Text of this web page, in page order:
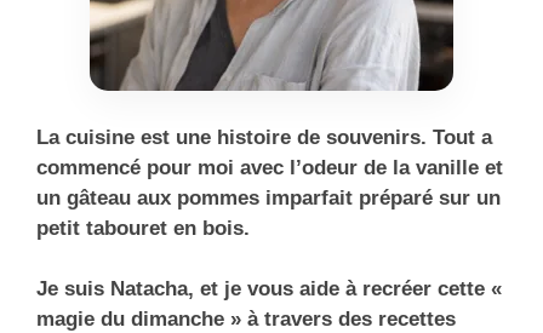
La cuisine est une histoire de souvenirs. Tout a
commencé pour moi avec l’odeur de la vanille et
un gâteau aux pommes imparfait préparé sur un
petit tabouret en bois.
Je suis Natacha, et je vous aide à recréer cette «
magie du dimanche » à travers des recettes